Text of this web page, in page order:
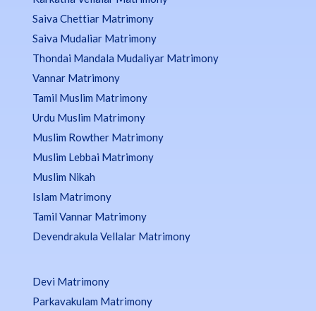
Saiva Chettiar Matrimony
Saiva Mudaliar Matrimony
Thondai Mandala Mudaliyar Matrimony
Vannar Matrimony
Tamil Muslim Matrimony
Urdu Muslim Matrimony
Muslim Rowther Matrimony
Muslim Lebbai Matrimony
Muslim Nikah
Islam Matrimony
Tamil Vannar Matrimony
Devendrakula Vellalar Matrimony
Devi Matrimony
Parkavakulam Matrimony